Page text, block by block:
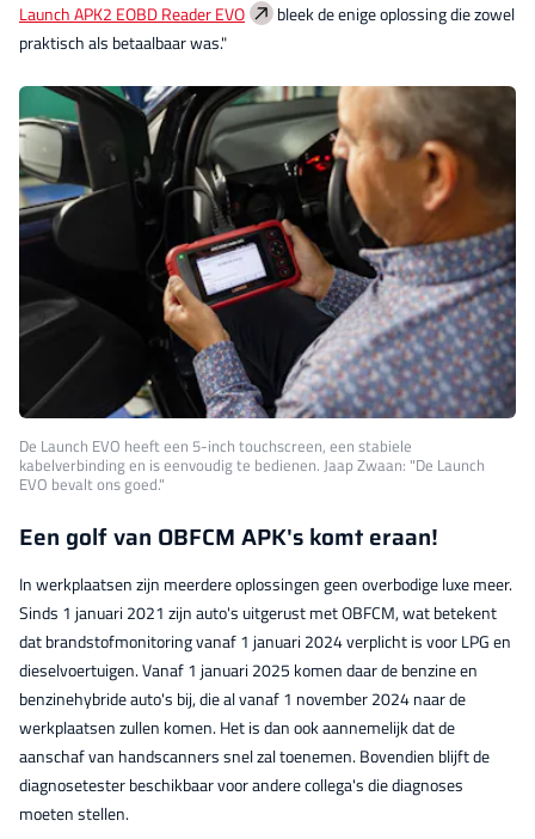
Launch APK2 EOBD Reader EVO
bleek de enige oplossing die zowel
praktisch als betaalbaar was."
De Launch EVO heeft een 5-inch touchscreen, een stabiele
kabelverbinding en is eenvoudig te bedienen. Jaap Zwaan: "De Launch
EVO bevalt ons goed."
Een golf van OBFCM APK's komt eraan!
In werkplaatsen zijn meerdere oplossingen geen overbodige luxe meer.
Sinds 1 januari 2021 zijn auto's uitgerust met OBFCM, wat betekent
dat brandstofmonitoring vanaf 1 januari 2024 verplicht is voor LPG en
dieselvoertuigen. Vanaf 1 januari 2025 komen daar de benzine en
benzinehybride auto's bij, die al vanaf 1 november 2024 naar de
werkplaatsen zullen komen. Het is dan ook aannemelijk dat de
aanschaf van handscanners snel zal toenemen. Bovendien blijft de
diagnosetester beschikbaar voor andere collega's die diagnoses
moeten stellen.